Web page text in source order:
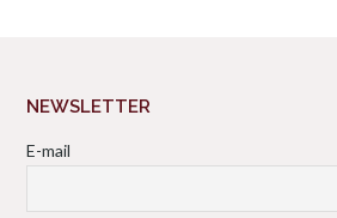
NEWSLETTER
E-mail